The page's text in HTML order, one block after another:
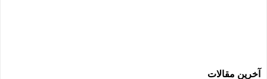
آخرین مقالات